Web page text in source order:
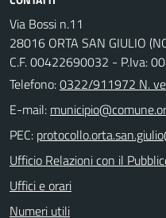
Via Bossi n.11
28016 ORTA SAN GIULIO
C.F. 00422690032 - P.Iva:
Telefono:0322/911972 N.
E-mail:
PEC:
Ufficio Relazioni con il
Uffici e orari
Numeri utili